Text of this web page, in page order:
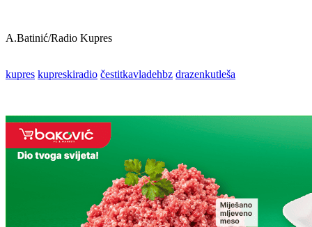
A.Batinić/Radio Kupres
kupres kupreskiradio čestitkavladehbz drazenkutleša